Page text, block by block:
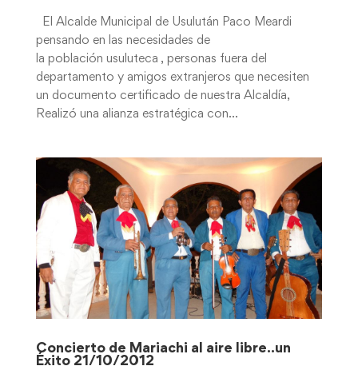
El Alcalde Municipal de Usulután Paco Meardi
pensando en las necesidades de
la población usuluteca , personas fuera del
departamento y amigos extranjeros que necesiten
un documento certificado de nuestra Alcaldía,
Realizó una alianza estratégica con...
Concierto de Mariachi al aire libre..un
Éxito 21/10/2012